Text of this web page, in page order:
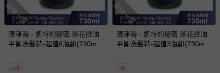
搶購一空
清淨海 - 凱特的秘密 茶花控油
平衡洗髮精-超值6瓶組(730ml/
45折
搶購一空
清淨海 - 凱特的秘密 茶花控油
平衡洗髮精-超值3瓶組(730ml/
5折